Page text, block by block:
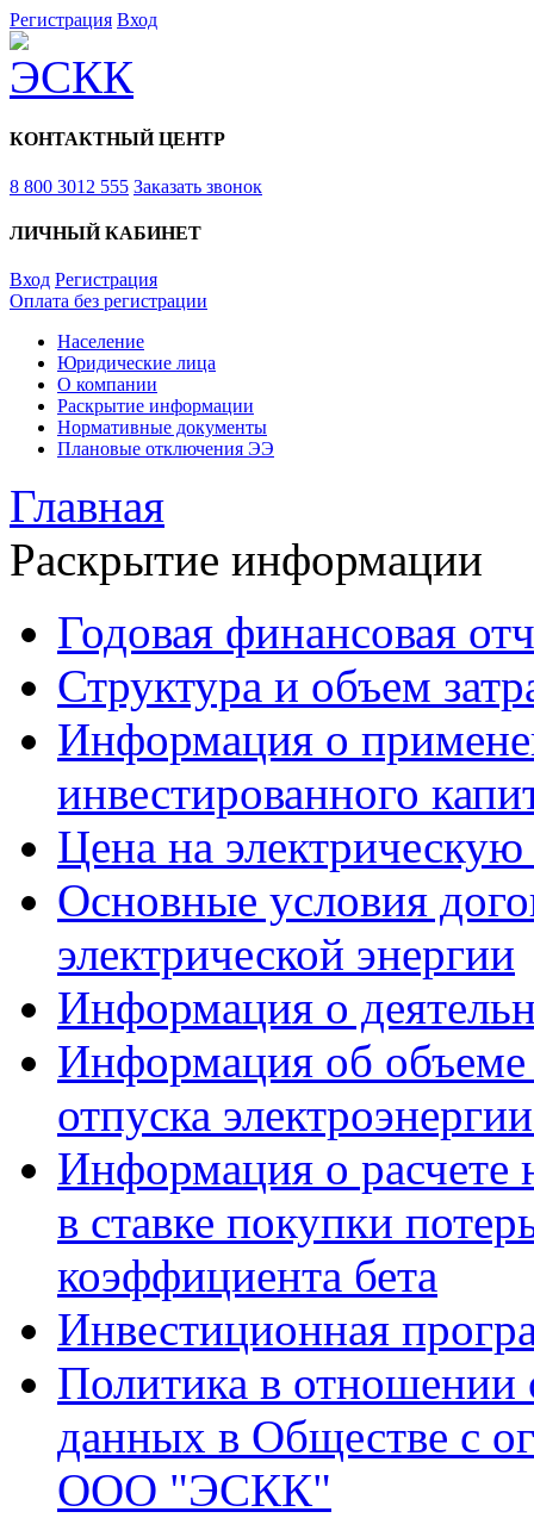
Регистрация Вход
КОНТАКТНЫЙ ЦЕНТР
8 800 3012 555 Заказать звонок
ЛИЧНЫЙ КАБИНЕТ
Вход Регистрация
Оплата без регистрации
Население
Юридические лица
О компании
Раскрытие информации
Нормативные документы
Плановые отключения ЭЭ
Главная
Раскрытие информации
Годовая финансовая
Структура и объем
Информация о
инвестированного
Цена на
Основные условия
электрической энергии
Информация о
Информация об объеме
отпуска
Информация о расчете
в ставке покупки
коэффициента бета
Инвестиционная
Политика в отношении
данных в Обществе с
ООО "ЭСКК"